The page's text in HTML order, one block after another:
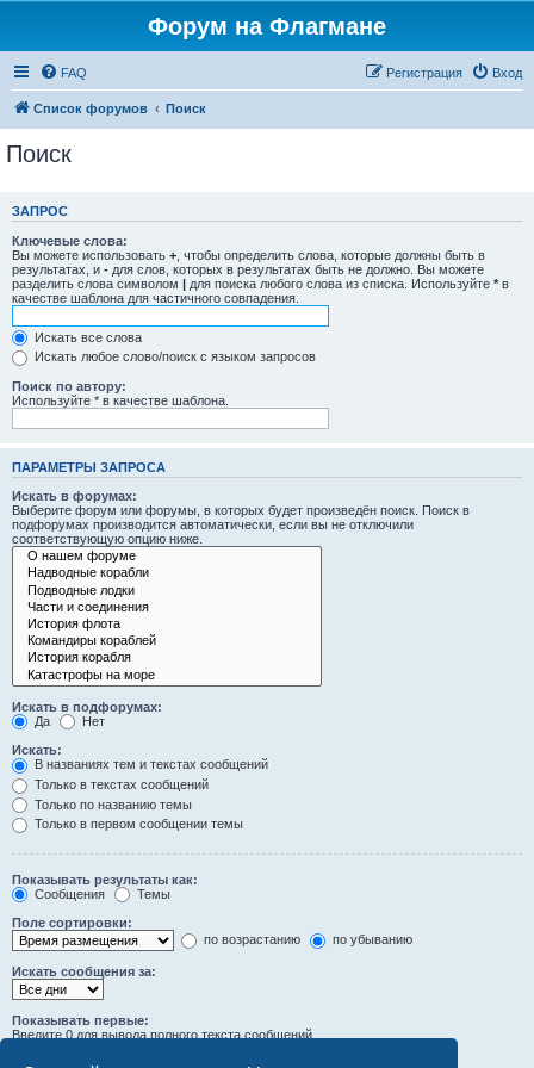
Форум на Флагмане
FAQ Вход
Регистрация
Список форумов Поиск
Поиск
ЗАПРОС
Ключевые слова:
Вы можете использовать + , чтобы определить слова, которые должны быть в
результатах, и - для слов, которых в результатах быть не должно. Вы можете
разделить слова символом | для поиска любого слова из списка. Используйте * в
качестве шаблона для частичного совпадения.
Искать все слова
Искать любое слово/поиск с языком запросов
Поиск по автору:
Используйте * в качестве шаблона.
ПАРАМЕТРЫ ЗАПРОСА
Искать в форумах:
Выберите форум или форумы, в которых будет произведён поиск. Поиск в
подфорумах производится автоматически, если вы не отключили
соответствующую опцию ниже.
Искать в подфорумах:
Да
Нет
Искать:
В названиях тем и текстах сообщений
Только в текстах сообщений
Только по названию темы
Только в первом сообщении темы
Показывать результаты как:
Сообщения
Темы
Поле сортировки:
по возрастанию
по убыванию
Искать сообщения за:
Показывать первые:
Введите 0 для вывода полного текста сообщений.